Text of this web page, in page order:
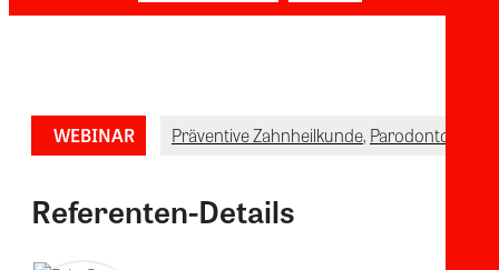
WEBINAR Präventive Zahnheilkunde, Parodontologie
Referenten-Details